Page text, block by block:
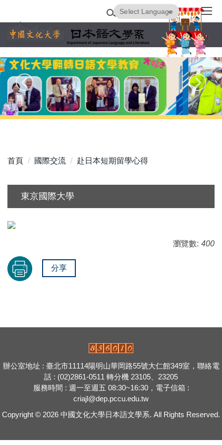
主
內
容
區
Translate
首頁 國際交流 赴日本短期留學心得
東京國際大學
瀏覽數: 400
分享
辦公室地址 : 臺北市11114陽明山華岡路55號大仁館349室，聯絡電
話 : (02)2861-0511 轉分機 23105、23205
服務時間 : 週一至週五 08:30~16:30，電子信箱 :
criajl@dep.pccu.edu.tw
Copyright © 2026 中國文化大學日本語文學系. All Rights Reserved.